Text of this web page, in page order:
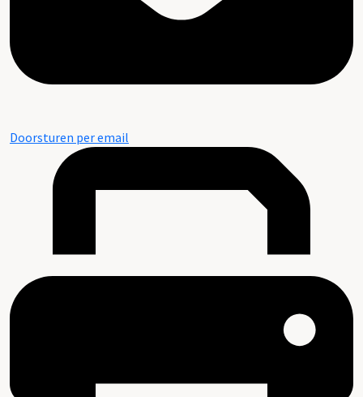
Doorsturen per email